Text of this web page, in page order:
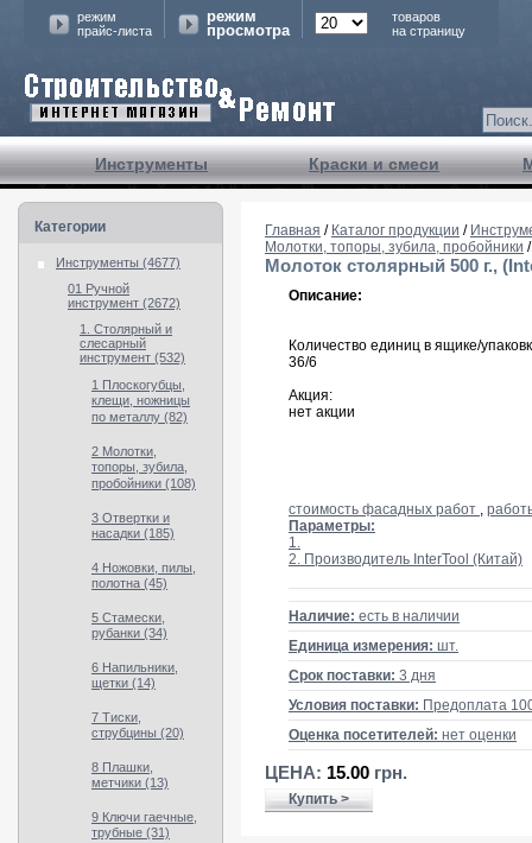
Инструменты Краски и смеси
режим
прайс-листа
режим
просмотра
товаров
на страницу
Категории
Инструменты (4677)
01 Ручной
инструмент (2672)
1. Столярный и
слесарный
инструмент (532)
1 Плоскогубцы,
клещи, ножницы
по металлу (82)
2 Молотки,
топоры, зубила,
пробойники (108)
3 Отвертки и
насадки (185)
4 Ножовки, пилы,
полотна (45)
5 Стамески,
рубанки (34)
6 Напильники,
щетки (14)
7 Тиски,
струбцины (20)
8 Плашки,
метчики (13)
9 Ключи гаечные,
трубные (31)
Главная / Каталог продукции /
Молотки, топоры, зубила, пробойники /
Молоток столярный 500 г.,
Описание:
Количество единиц в ящике/
36/6
Акция:
нет акции
стоимость фасадных работ ,
Параметры:
1.
2. Производитель InterTool (Китай)
Наличие: есть в наличии
Единица измерения: шт.
Срок поставки: 3 дня
Условия поставки: Предоплата
Оценка посетителей: нет оценки
ЦЕНА: 15.00 грн.
Купить >